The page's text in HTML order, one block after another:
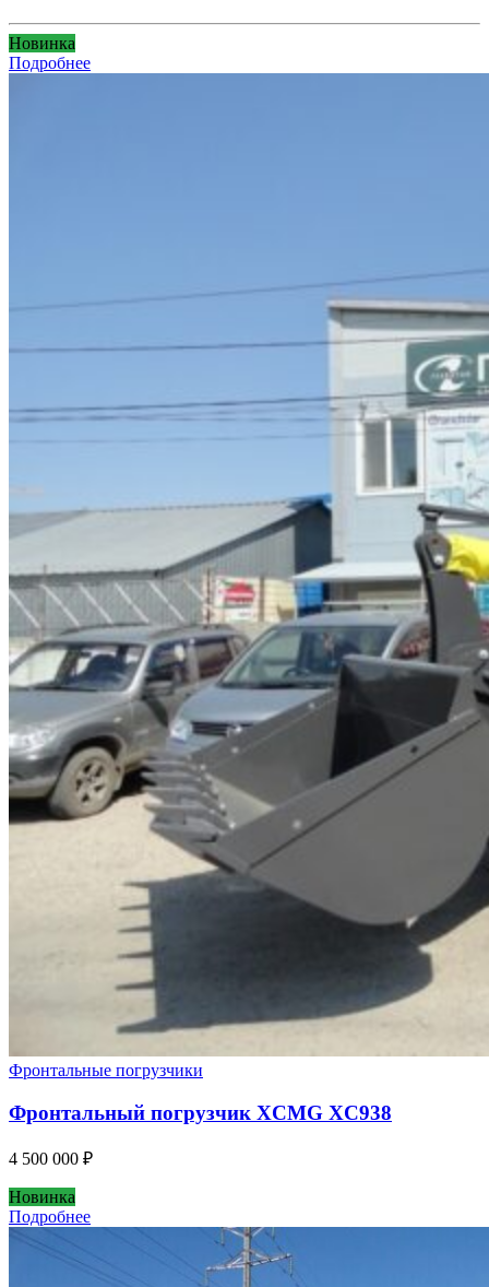
Новинка
Подробнее
Фронтальные погрузчики
Фронтальный погрузчик XCMG XC938
4 500 000 ₽
Новинка
Подробнее